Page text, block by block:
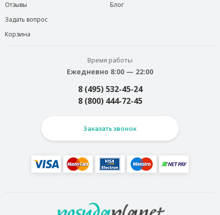
Отзывы
Задать вопрос
Корзина
Блог
Время работы
Ежедневно 8:00 — 22:00
8 (495) 532-45-24
8 (800) 444-72-45
Заказать звонок